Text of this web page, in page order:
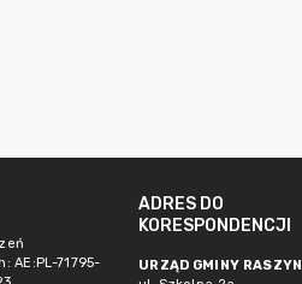
AE:PL-71795-
ADRES DO
KORESPONDENCJI
URZĄD GMINY RASZYN